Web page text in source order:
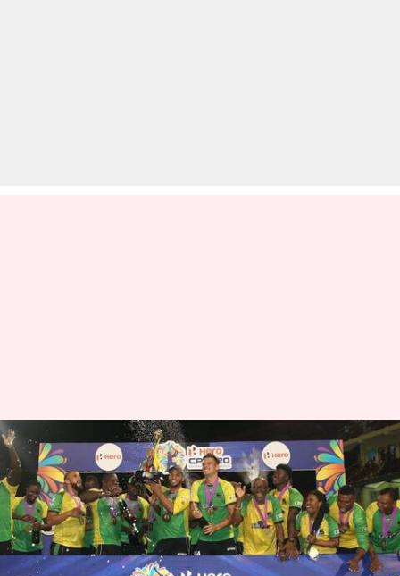
अब क्रिकेट में भी होगा रेड कार्ड का
इस्तेमाल, जानिए क्या है नियम
लेखन आदर्श कुमार Aug 13, 2023 03:14 pm
क्या है खबर?